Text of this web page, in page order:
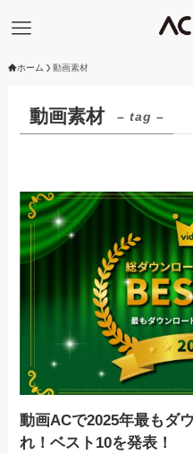
ホーム 動画素材
動画素材 – tag –
動画ACで2025年最もダ
れ！ベスト10を発表！